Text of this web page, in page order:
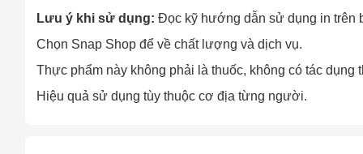
Lưu ý khi sử dụng: Đọc kỹ hướng dẫn sử dụng in trên
Chọn Snap Shop để về chất lượng và dịch vụ.
Thực phẩm này không phải là thuốc, không có tác dụng
Hiệu quả sử dụng tùy thuộc cơ địa từng người.